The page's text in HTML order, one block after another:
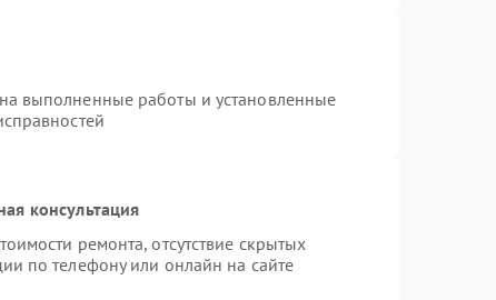
выполненные работы и установленные
консультация
ремонта, отсутствие скрытых
по телефону или онлайн на сайте